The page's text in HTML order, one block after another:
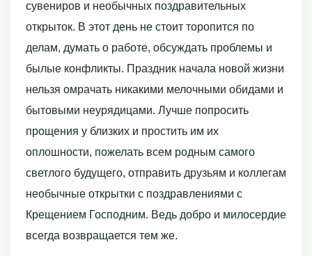
сувениров и необычных поздравительных
открыток. В этот день не стоит торопится по
делам, думать о работе, обсуждать проблемы и
былые конфликты. Праздник начала новой жизни
нельзя омрачать никакими мелочными обидами и
бытовыми неурядицами. Лучше попросить
прощения у близких и простить им их
оплошности, пожелать всем родным самого
светлого будущего, отправить друзьям и коллегам
необычные открытки с поздравлениями с
Крещением Господним. Ведь добро и милосердие
всегда возвращается тем же.